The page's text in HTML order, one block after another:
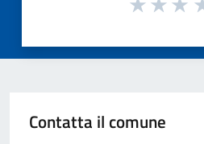
Contatta il comune